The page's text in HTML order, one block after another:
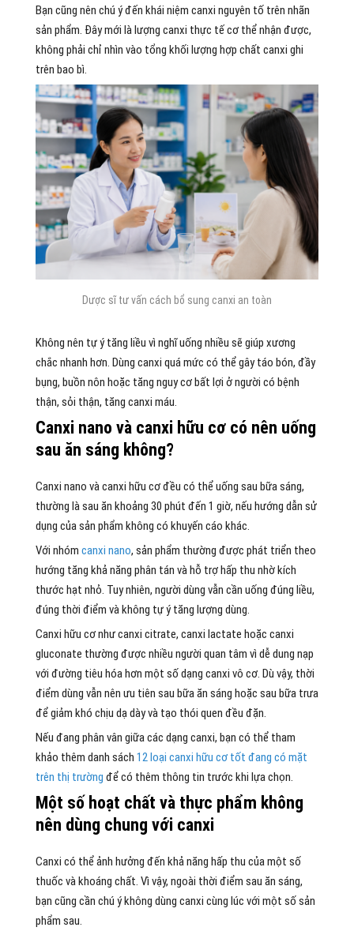
Bạn cũng nên chú ý đến khái niệm canxi nguyên tố trên nhãn
sản phẩm. Đây mới là lượng canxi thực tế cơ thể nhận được,
không phải chỉ nhìn vào tổng khối lượng hợp chất canxi ghi
trên bao bì.
Dược sĩ tư vấn cách bổ sung canxi an toàn
Không nên tự ý tăng liều vì nghĩ uống nhiều sẽ giúp xương
chắc nhanh hơn. Dùng canxi quá mức có thể gây táo bón, đầy
bụng, buồn nôn hoặc tăng nguy cơ bất lợi ở người có bệnh
thận, sỏi thận, tăng canxi máu.
Canxi nano và canxi hữu cơ có nên uống
sau ăn sáng không?
Canxi nano và canxi hữu cơ đều có thể uống sau bữa sáng,
thường là sau ăn khoảng 30 phút đến 1 giờ, nếu hướng dẫn sử
dụng của sản phẩm không có khuyến cáo khác.
Với nhóm canxi nano, sản phẩm thường được phát triển theo
hướng tăng khả năng phân tán và hỗ trợ hấp thu nhờ kích
thước hạt nhỏ. Tuy nhiên, người dùng vẫn cần uống đúng liều,
đúng thời điểm và không tự ý tăng lượng dùng.
Canxi hữu cơ như canxi citrate, canxi lactate hoặc canxi
gluconate thường được nhiều người quan tâm vì dễ dung nạp
với đường tiêu hóa hơn một số dạng canxi vô cơ. Dù vậy, thời
điểm dùng vẫn nên ưu tiên sau bữa ăn sáng hoặc sau bữa trưa
để giảm khó chịu dạ dày và tạo thói quen đều đặn.
Nếu đang phân vân giữa các dạng canxi, bạn có thể tham
khảo thêm danh sách 12 loại canxi hữu cơ tốt đang có mặt
trên thị trường để có thêm thông tin trước khi lựa chọn.
Một số hoạt chất và thực phẩm không
nên dùng chung với canxi
Canxi có thể ảnh hưởng đến khả năng hấp thu của một số
thuốc và khoáng chất. Vì vậy, ngoài thời điểm sau ăn sáng,
bạn cũng cần chú ý không dùng canxi cùng lúc với một số sản
phẩm sau.